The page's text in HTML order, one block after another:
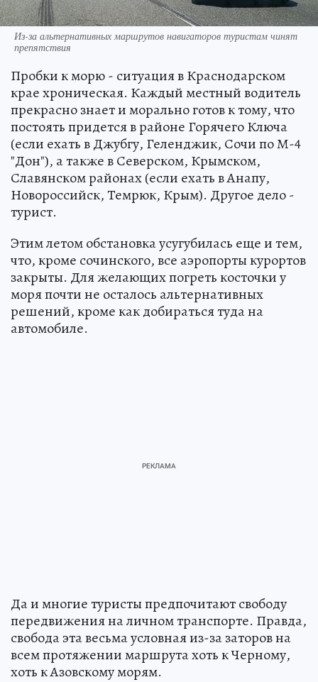
Из-за альтернативных маршрутов навигаторов туристам чинят
препятствия
Пробки к морю - ситуация в Краснодарском
крае хроническая. Каждый местный водитель
прекрасно знает и морально готов к тому, что
постоять придется в районе Горячего Ключа
(если ехать в Джубгу, Геленджик, Сочи по М-4
"Дон"), а также в Северском, Крымском,
Славянском районах (если ехать в Анапу,
Новороссийск, Темрюк, Крым). Другое дело -
турист.
Этим летом обстановка усугубилась еще и тем,
что, кроме сочинского, все аэропорты курортов
закрыты. Для желающих погреть косточки у
моря почти не осталось альтернативных
решений, кроме как добираться туда на
автомобиле.
Да и многие туристы предпочитают свободу
передвижения на личном транспорте. Правда,
свобода эта весьма условная из-за заторов на
всем протяжении маршрута хоть к Черному,
хоть к Азовскому морям.